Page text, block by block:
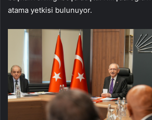
atama yetkisi bulunuyor.